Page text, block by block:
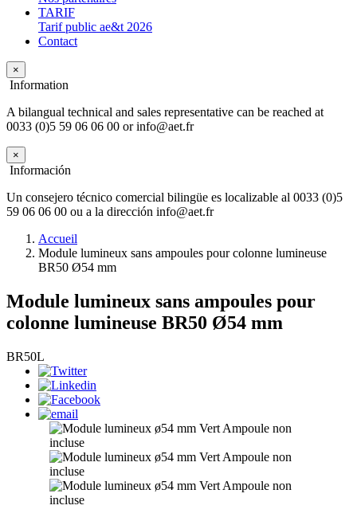
TARIF
Tarif public ae&t 2026
Contact
×
Information
A bilangual technical and sales representative can be reached at
0033 (0)5 59 06 06 00 or info@aet.fr
×
Información
Un consejero técnico comercial bilingüe es localizable al 0033 (0)5
59 06 06 00 ou a la dirección info@aet.fr
Accueil
Module lumineux sans ampoules pour colonne lumineuse
BR50 Ø54 mm
Module lumineux sans ampoules pour
colonne lumineuse BR50 Ø54 mm
BR50L